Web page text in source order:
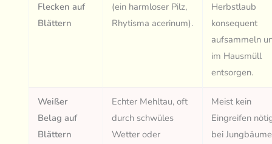
Flecken auf
Blättern
(ein harmloser Pilz,
Rhytisma acerinum).
Herbstlaub
konsequent
aufsammeln
im Hausmüll
entsorgen.
Weißer
Belag auf
Blättern
Echter Mehltau, oft
durch schwüles
Wetter oder
Meist kein
Eingreifen
bei